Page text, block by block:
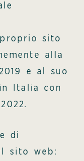
sito
alla
e al suo
Italia con
di
sito web: